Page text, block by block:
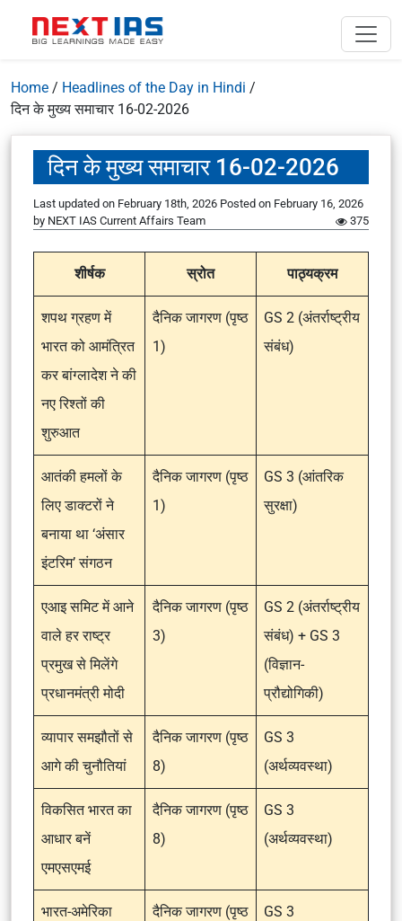
Home / Headlines of the Day in Hindi /
दिन के मुख्य समाचार 16-02-2026
दिन के मुख्य समाचार 16-02-2026
Last updated on February 18th, 2026 Posted on February 16, 2026
by NEXT IAS Current Affairs Team 375
शीर्षक स्रोत पाठ्यक्रम
शपथ ग्रहण में
भारत को आमंत्रित
कर बांग्लादेश ने की
नए रिश्तों की
शुरुआत
दैनिक जागरण (पृष्ठ
1)
GS 2 (अंतर्राष्ट्रीय
संबंध)
आतंकी हमलों के
लिए डाक्टरों ने
बनाया था ‘अंसार
इंटरिम’ संगठन
दैनिक जागरण (पृष्ठ
1)
GS 3 (आंतरिक
सुरक्षा)
एआइ समिट में आने
वाले हर राष्ट्र
प्रमुख से मिलेंगे
प्रधानमंत्री मोदी
दैनिक जागरण (पृष्ठ
3)
GS 2 (अंतर्राष्ट्रीय
संबंध) + GS 3
(विज्ञान-
प्रौद्योगिकी)
व्यापार समझौतों से
आगे की चुनौतियां
दैनिक जागरण (पृष्ठ
8)
GS 3
(अर्थव्यवस्था)
विकसित भारत का
आधार बनें
एमएसएमई
दैनिक जागरण (पृष्ठ
8)
GS 3
(अर्थव्यवस्था)
भारत-अमेरिका
दैनिक जागरण (पृष्ठ
GS 3